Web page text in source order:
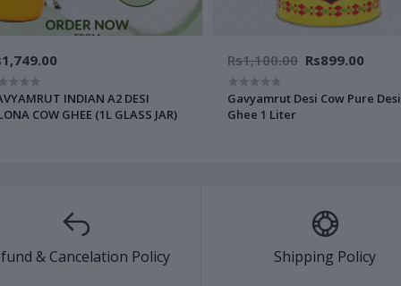
INDIAN A2 DESI
COW GHEE (1L GLASS JAR)
Rs1,100.00 Rs899.00
Gavyamrut Desi Cow Pure Desi
Ghee 1 Liter
& Cancelation Policy Shipping Policy